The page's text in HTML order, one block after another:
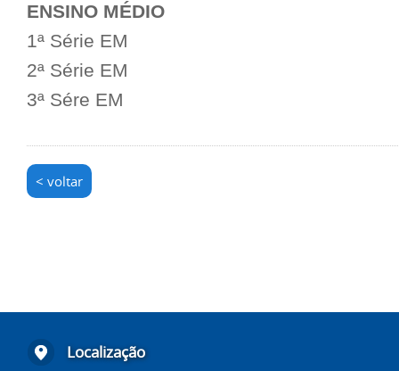
ENSINO MÉDIO
1ª Série EM
2ª Série EM
3ª Sére EM
< voltar
Localização